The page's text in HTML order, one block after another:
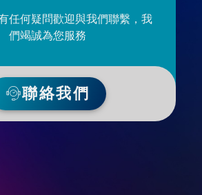
任何疑問歡迎與我們聯繫，我
們竭誠為您服務
聯絡我們